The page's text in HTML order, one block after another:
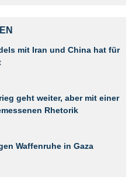
mit Iran und China hat für
geht weiter, aber mit einer
Rhetorik
Waffenruhe in Gaza